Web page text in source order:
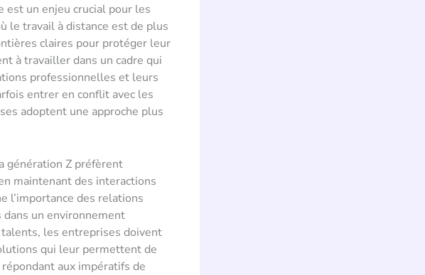
est un enjeu crucial pour les
le travail à distance est de plus
claires pour protéger leur
à travailler dans un cadre qui
professionnelles et leurs
entrer en conflit avec les
adoptent une approche plus
génération Z préfèrent
maintenant des interactions
l’importance des relations
un environnement
les entreprises doivent
qui leur permettent de
aux impératifs de